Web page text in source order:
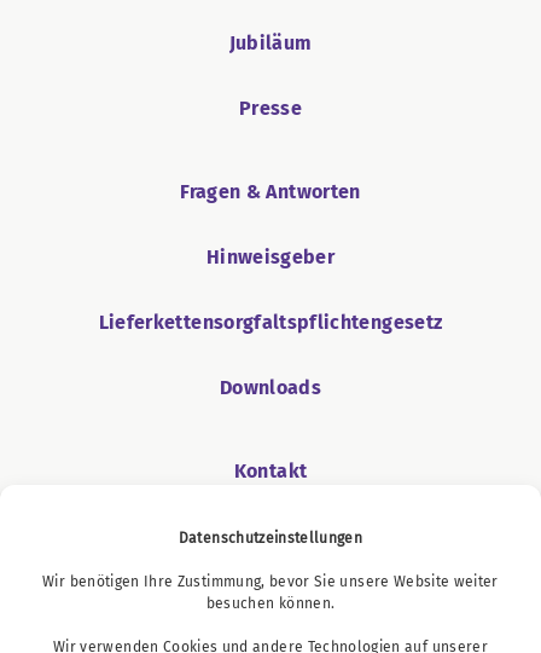
Datenschutzeinstellungen
Wir benötigen Ihre Zustimmung, bevor Sie unsere Website weiter
besuchen können.
Wir verwenden Cookies und andere Technologien auf unserer
Jubiläum
Presse
Fragen & Antworten
Hinweisgeber
Lieferkettensorgfaltspflichtengesetz
Downloads
Kontakt
Podcast